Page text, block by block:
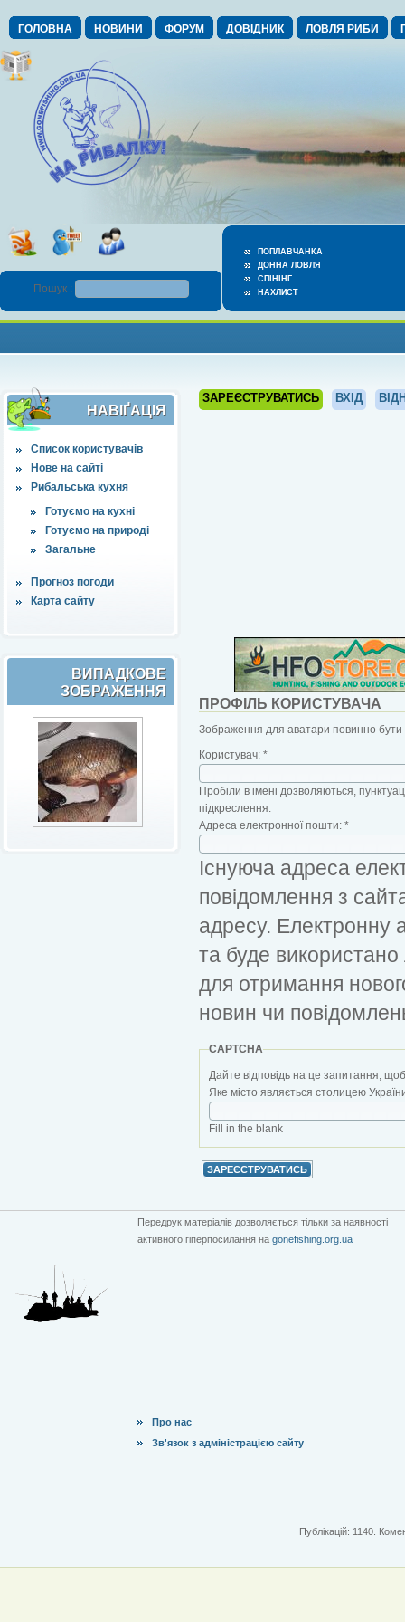
ГОЛОВНА НОВИНИ ФОРУМ ДОВІДНИК ЛОВЛЯ РИБИ
ПОПЛАВЧАНКА
ДОННА ЛОВЛЯ
СПІНІНГ
НАХЛИСТ
Пошук :
НАВІҐАЦІЯ
Список користувачів
Нове на сайті
Рибальська кухня
Готуємо на кухні
Готуємо на природі
Загальне
Прогноз погоди
Карта сайту
ВИПАДКОВЕ
ЗОБРАЖЕННЯ
ЗАРЕЄСТРУВАТИСЬ ВХІД
ПРОФІЛЬ КОРИСТУВАЧА
Зображення для аватари повинно бути
Користувач: *
Пробіли в імені дозволяються,
підкреслення.
Адреса електронної пошти: *
Існуюча адреса
повідомлення з
адресу. Електронну
та буде
для отримання
новин чи
CAPTCHA
Дайте відповідь на це запитання,
Яке місто являється столицею
Fill in the blank
Передрук матеріалів дозволяється тільки за наявності
активного гіперпосилання на gonefishing.org.ua
Про нас
Зв'язок з адміністрацією сайту
Публікацій: 1140.